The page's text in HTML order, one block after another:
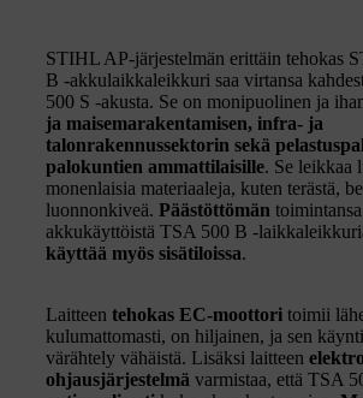
STIHL AP-järjestelmän erittäin tehokas
B -akkulaikkaleikkuri saa virtansa
500 S -akusta. Se on monipuolinen ja
ja maisemarakentamisen, infra- ja
talonrakennussektorin sekä
palokuntien ammattilaisille. Se leikkaa
monenlaisia materiaaleja, kuten terästä,
luonnonkiveä. Päästöttömän
akkukäyttöistä TSA 500 B -
käyttää myös sisätiloissa.
Laitteen tehokas EC-moottori toimii
kulumattomasti, on hiljainen, ja sen
värähtely vähäistä. Lisäksi laitteen
ohjausjärjestelmä varmistaa, että TSA